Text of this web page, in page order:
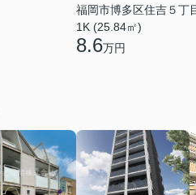
福岡市博多区住吉５丁
1K (25.84㎡)
8.6万円